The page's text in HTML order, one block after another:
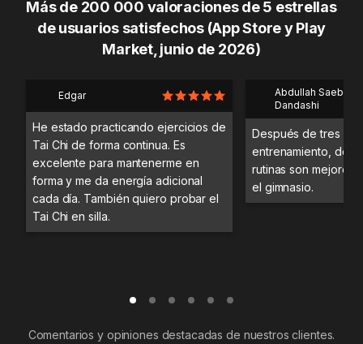
Más de 200 000 valoraciones de 5 estrellas
de usuarios satisfechos (App Store y Play
Market, junio de 2026)
Edgar
He estado practicando ejercicios de
Tai Chi de forma continua. Es
excelente para mantenerme en
forma y me da energía adicional
cada día. También quiero probar el
Tai Chi en silla.
Abdullah Saeb Al
Dandashi
Después de tres
entrenamiento,
rutinas son mejores
el gimnasio.
Comentarios y opiniones destacadas de nuestros clientes.